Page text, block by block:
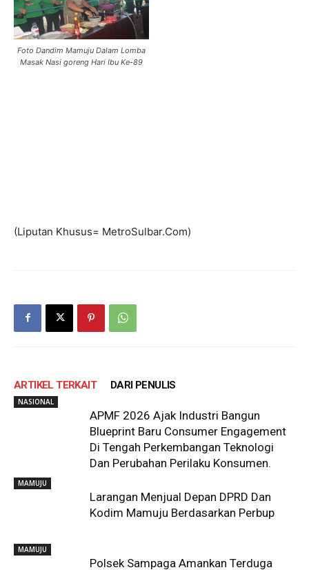
Foto Dandim Mamuju Dalam Lomba
Masak Nasi goreng Hari Ibu Ke-89
(Liputan Khusus= MetroSulbar.Com)
ARTIKEL TERKAIT DARI PENULIS
NASIONAL
APMF 2026 Ajak Industri Bangun
Blueprint Baru Consumer Engagement
Di Tengah Perkembangan Teknologi
Dan Perubahan Perilaku Konsumen.
MAMUJU
Larangan Menjual Depan DPRD Dan
Kodim Mamuju Berdasarkan Perbup
MAMUJU
Polsek Sampaga Amankan Terduga